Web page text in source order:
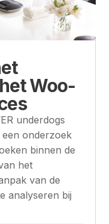
Woo-
underdogs
onderzoek
binnen de
het
van de
analyseren bij